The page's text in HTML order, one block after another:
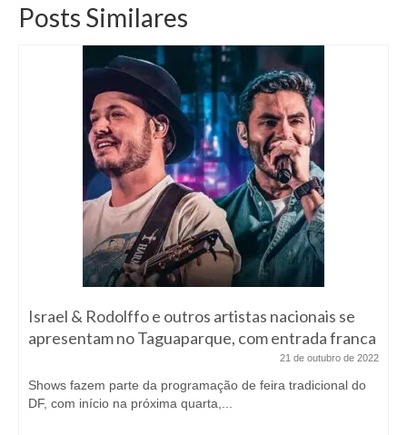
Posts Similares
Israel & Rodolffo e outros artistas nacionais se
apresentam no Taguaparque, com entrada franca
21 de outubro de 2022
Shows fazem parte da programação de feira tradicional do
DF, com início na próxima quarta,...